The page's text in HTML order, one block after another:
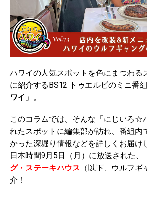
ハワイの人気スポットを色にまつわる
に紹介するBS12 トゥエルビのミニ番
ワイ 」。
このコラムでは、そんな「にじいろ☆
れたスポットに編集部が訪れ、番組内
かった深堀り情報などを詳しくお届け
日本時間9月5日（月）に放送された、
グ・ステーキハウス （以下、ウルフ
介！